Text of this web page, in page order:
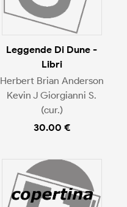
Leggende Di Dune -
Libri
Herbert Brian Anderson
Kevin J Giorgianni S.
(cur.)
30.00 €